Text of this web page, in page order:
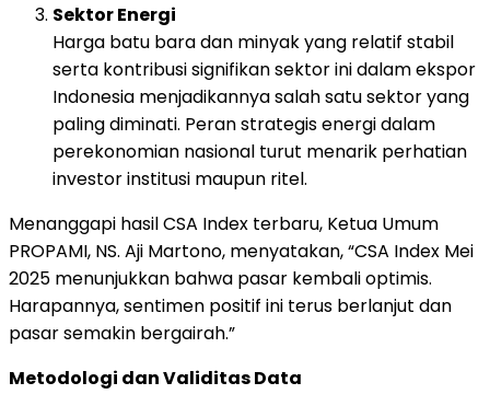
SektorEnergi
Harga batu baradan minyakyang relatif stabil
serta kontribusisignifikansektorinidalamekspor
Indonesia menjadikannyasalahsatusektoryang
palingdiminati. Peranstrategisenergidalam
perekonomian nasional turut menarik perhatian
investorinstitusi maupun ritel.
Menanggapi hasilCSA Index terbaru, Ketua Umum
PROPAMI, NS. Aji Martono, menyatakan, “CSA Index Mei
2025 menunjukkan bahwa pasar kembalioptimis.
Harapannya,sentimen positif ini terus berlanjut dan
pasarsemakin bergairah.”
Metodologi danValiditasData